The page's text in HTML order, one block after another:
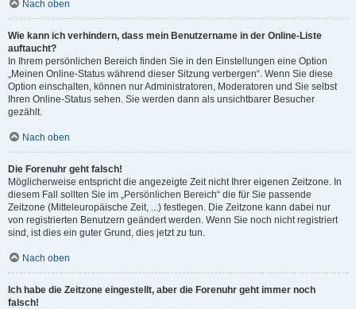
Nach oben
Wie kann ich verhindern, dass mein Benutzername in der Online-Liste
auftaucht?
In Ihrem persönlichen Bereich finden Sie in den Einstellungen eine Option
„Meinen Online-Status während dieser Sitzung verbergen“. Wenn Sie diese
Option einschalten, können nur Administratoren, Moderatoren und Sie selbst
Ihren Online-Status sehen. Sie werden dann als unsichtbarer Besucher
gezählt.
Nach oben
Die Forenuhr geht falsch!
Möglicherweise entspricht die angezeigte Zeit nicht Ihrer eigenen Zeitzone. In
diesem Fall sollten Sie im „Persönlichen Bereich“ die für Sie passende
Zeitzone (Mitteleuropäische Zeit, ...) festlegen. Die Zeitzone kann dabei nur
von registrierten Benutzern geändert werden. Wenn Sie noch nicht registriert
sind, ist dies ein guter Grund, dies jetzt zu tun.
Nach oben
Ich habe die Zeitzone eingestellt, aber die Forenuhr geht immer noch
falsch!